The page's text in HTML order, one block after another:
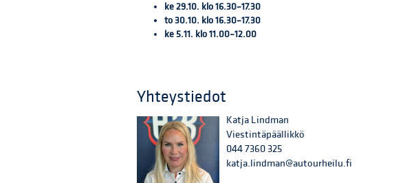
ke 29.10. klo 16.30–17.30
to 30.10. klo 16.30–17.30
ke 5.11. klo 11.00–12.00
Yhteystiedot
Katja Lindman
Viestintäpäällikkö
044 7360 325
katja.lindman@autourheilu.fi